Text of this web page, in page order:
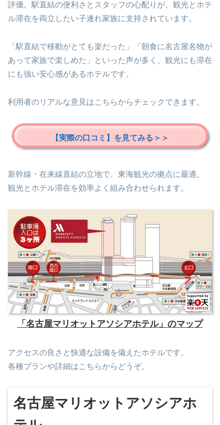
評価。駅直結の便利さとスタッフの心配りが、観光とホテ
ル滞在を両立したい子連れ家族に支持されています。
「駅直結で移動がとても楽だった」「朝食に名古屋名物が
あって家族で楽しめた」といった声が多く、観光にも滞在
にも強い安心感があるホテルです。
利用者のリアルな意見はこちらからチェックできます。
【実際の口コミ】を見てみる＞＞
新幹線・在来線直結の立地で、東海観光の拠点に最適。
観光とホテル滞在を効率よく組み合わせられます。
「名古屋マリオットアソシアホテル」のマップ
アクセスの良さと快適な設備を備えたホテルです。
各種プランや詳細はこちらからどうぞ。
名古屋マリオットアソシアホ